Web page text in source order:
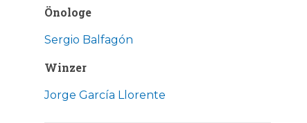
Önologe
Sergio Balfagón
Winzer
Jorge García Llorente